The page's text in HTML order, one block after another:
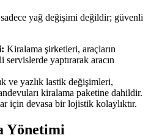
yağ değişimi değildir; güvenli
Kiralama şirketleri, araçların
servislerde yaptırarak aracın
ve yazlık lastik değişimleri,
kiralama paketine dahildir.
için devasa bir lojistik kolaylıktır.
Yönetimi